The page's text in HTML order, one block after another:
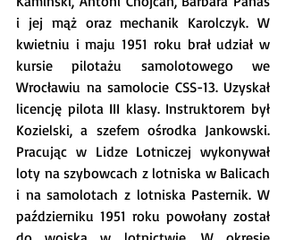
i jej mąż oraz mechanik Karolczyk. W
kwietniu i maju 1951 roku brał udział w
kursie pilotażu samolotowego we
Wrocławiu na samolocie CSS-13. Uzyskał
licencję pilota III klasy. Instruktorem był
Kozielski, a szefem ośrodka Jankowski.
Pracując w Lidze Lotniczej wykonywał
loty na szybowcach z lotniska w Balicach
i na samolotach z lotniska Pasternik. W
październiku 1951 roku powołany został